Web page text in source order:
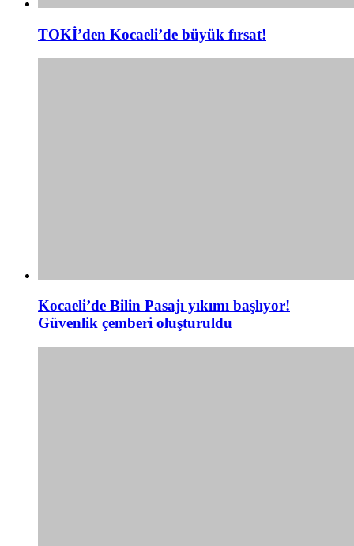
TOKİ’den Kocaeli’de büyük fırsat!
Kocaeli’de Bilin Pasajı yıkımı başlıyor!
Güvenlik çemberi oluşturuldu